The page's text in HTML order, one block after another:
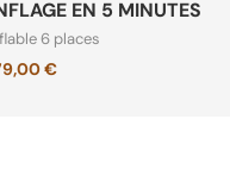
EN 5 MINUTES
6 places
€